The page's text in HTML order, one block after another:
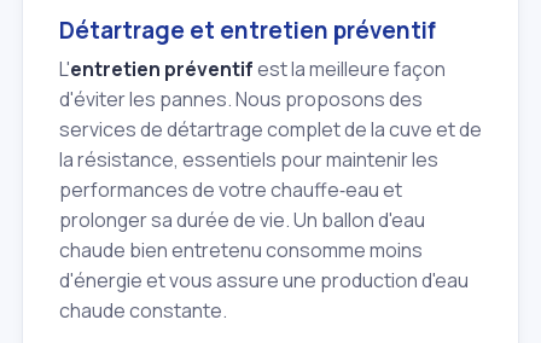
Détartrage et entretien préventif
L'entretien préventifest la meilleure façon
d'éviter les pannes. Nous proposons des
services de détartrage complet de la cuve et de
la résistance, essentiels pour maintenir les
performances de votre chauffe‑eau et
prolonger sa durée de vie. Un ballon d'eau
chaude bien entretenu consomme moins
d'énergie et vous assure une production d'eau
chaude constante.